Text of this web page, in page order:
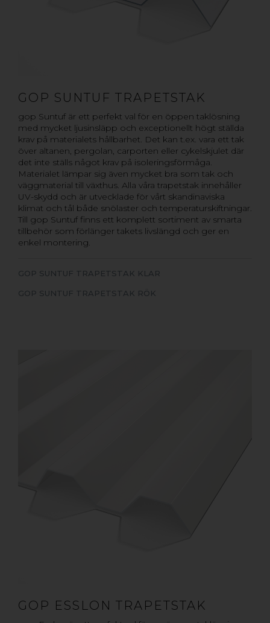
GOP SUNTUF TRAPETSTAK
gop Suntuf är ett perfekt val för en öppen taklösning
med mycket ljusinsläpp och exceptionellt högt ställda
krav på materialets hållbarhet. Det kan t.ex. vara ett tak
över altanen, pergolan, carporten eller cykelskjulet där
det inte ställs något krav på isoleringsförmåga.
Materialet lämpar sig även mycket bra som tak och
väggmaterial till växthus. Alla våra trapetstak innehåller
UV-skydd och är utvecklade för vårt skandinaviska
klimat och tål både snölaster och temperaturskiftningar.
Till gop Suntuf finns ett komplett sortiment av smarta
tillbehör som förlänger takets livslängd och ger en
enkel montering.
GOP SUNTUF TRAPETSTAK KLAR
GOP SUNTUF TRAPETSTAK RÖK
GOP ESSLON TRAPETSTAK